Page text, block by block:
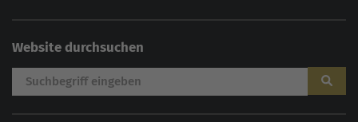
Website durchsuchen